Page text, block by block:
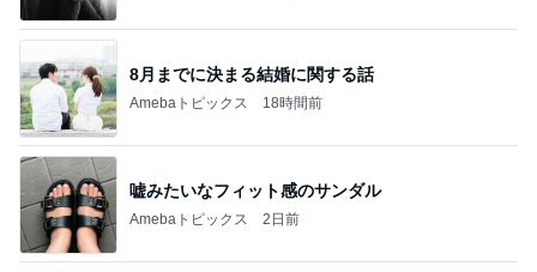
8月までに決まる結婚に関する話
Amebaトピックス 18時間前
嘘みたいなフィット感のサンダル
Amebaトピックス 2日前